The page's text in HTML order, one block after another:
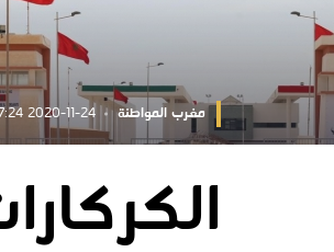
مغرب المواطنة 2020-11-24 08:07:24